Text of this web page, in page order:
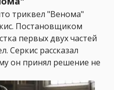
триквел "Венома"
Постановщиком
первых двух частей
Серкис рассказал
он принял решение не